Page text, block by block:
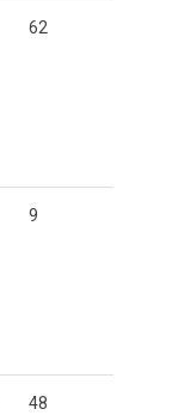
62
9
48